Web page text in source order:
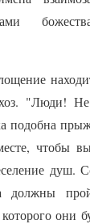
"Люди! Не
по­добна
чтобы
душ.
должны
они